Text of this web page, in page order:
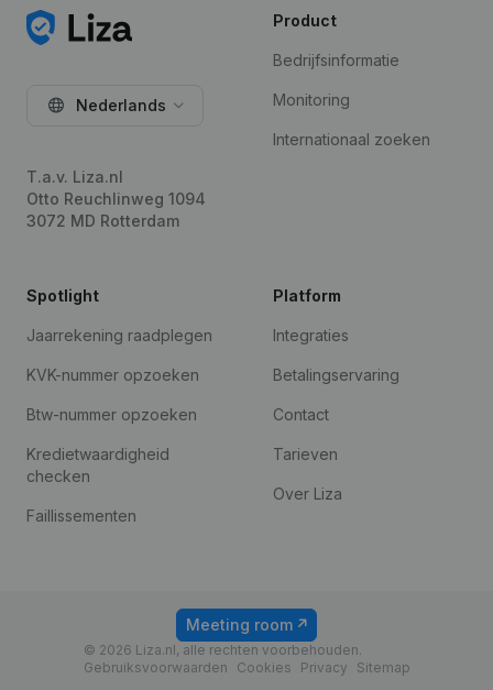
Nederlands
T.a.v. Liza.nl
Otto Reuchlinweg 1094
3072 MD Rotterdam
Product
Bedrijfsinformatie
Monitoring
Internationaal zoeken
Spotlight
Jaarrekening raadplegen
KVK-nummer opzoeken
Btw-nummer opzoeken
Kredietwaardigheid
checken
Faillissementen
Platform
Integraties
Betalingservaring
Contact
Tarieven
Over Liza
© 2026 Liza.nl, alle rechten voorbehouden.
Gebruiksvoorwaarden
Cookies Privacy Sitemap
Meeting room